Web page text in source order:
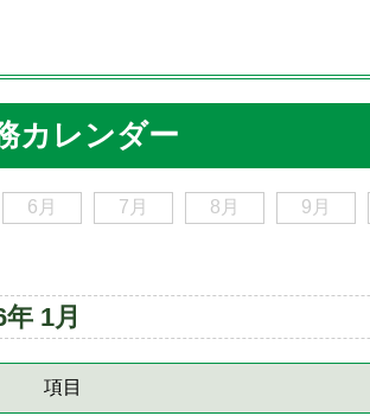
カレンダー
6月 7月 8月 9月
1月
項目